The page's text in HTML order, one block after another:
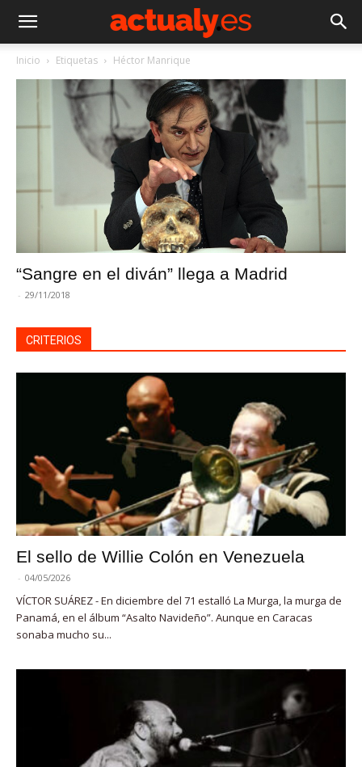
Inicio Etiquetas Héctor Manrique
“Sangre en el diván” llega a Madrid
- 29/11/2018
CRITERIOS
El sello de Willie Colón en Venezuela
- 04/05/2026
VÍCTOR SUÁREZ - En diciembre del 71 estalló La Murga, la murga de
Panamá, en el álbum “Asalto Navideño”. Aunque en Caracas
sonaba mucho su...